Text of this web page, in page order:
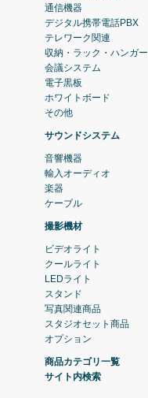
通信機器
デジタル携帯電話PBX
テレワーク関連
収納・ラック・ハンガー
会議システム
電子黒板
ホワイトボード
その他
サウンドシステム
音響機器
輸入オーディオ
楽器
ケーブル
撮影機材
ビデオライト
クールライト
LEDライト
スタンド
写真関連商品
スタジオセット商品
オプション
商品カテゴリ一覧
サイト内検索